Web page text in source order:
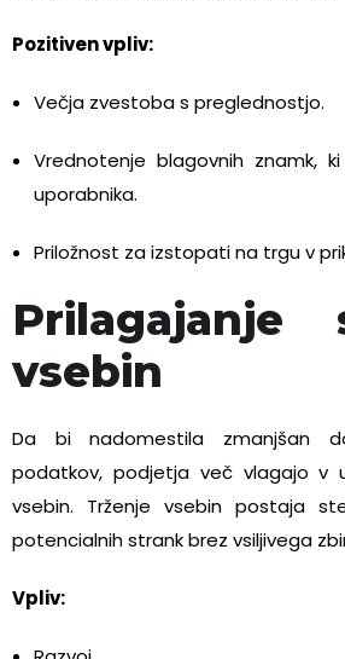
Pozitiven vpliv:
Večja zvestoba s preglednostjo.
Vrednotenje blagovnih znamk, ki
uporabnika.
Priložnost zaizstopatina trgu v
Prilagajanje
vsebin
Da bi nadomestila zmanjšan
podatkov, podjetja več vlagajo v
vsebin. Trženje vsebin postaja
potencialnih strank brez vsiljivega
Vpliv: